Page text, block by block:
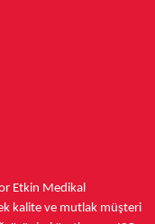
Etkin Medikal
kalite ve mutlak müşteri